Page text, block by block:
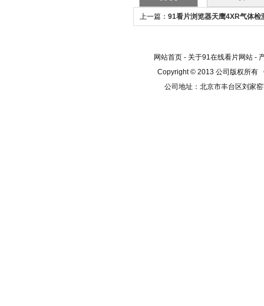
上一篇： 91看片浏览器天鹰4XR气体检
网站首页 - 关于91在线看片网站 -
Copyright © 2013 公司版权所有
公司地址：北京市丰台区刘家